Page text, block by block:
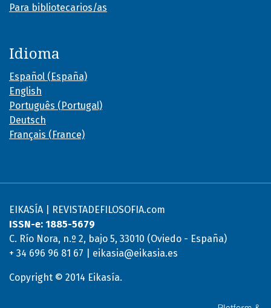
Para bibliotecarios/as
Idioma
Español (España)
English
Português (Portugal)
Deutsch
Français (France)
EIKASÍA | REVISTADEFILOSOFIA.com
ISSN-e: 1885-5679
C. Río Nora, n.º 2, bajo 5, 33010 (Oviedo - España)
+ 34 696 96 81 67 | eikasia@eikasia.es
Copyright © 2014 Eikasía.